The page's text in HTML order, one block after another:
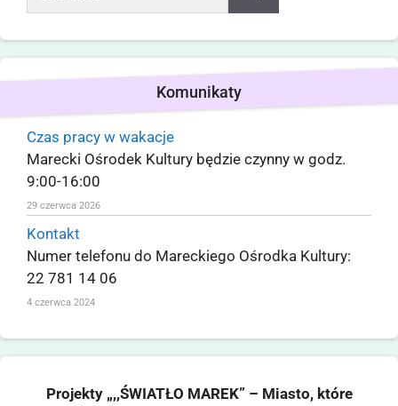
Komunikaty
Czas pracy w wakacje
Marecki Ośrodek Kultury będzie czynny w godz.
9:00-16:00
29 czerwca 2026
Kontakt
Numer telefonu do Mareckiego Ośrodka Kultury:
22 781 14 06
4 czerwca 2024
Projekty „,,ŚWIATŁO MAREK” – Miasto, które